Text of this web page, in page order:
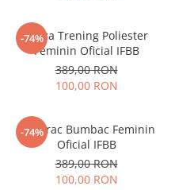
-74%
Bluza Trening Poliester
Feminin Oficial IFBB
389,00 RON
100,00 RON
-74%
Hanorac Bumbac Feminin
Oficial IFBB
389,00 RON
100,00 RON